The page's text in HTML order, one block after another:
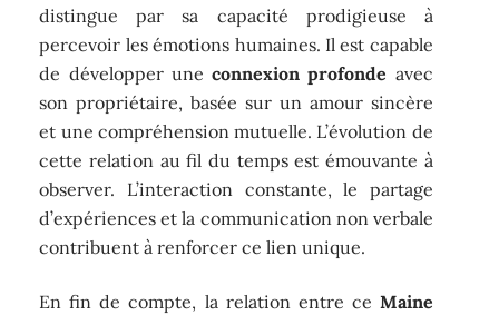
distingue par sa capacité prodigieuse à
percevoir les émotions humaines. Il est capable
de développer uneconnexion profonde avec
son propriétaire, basée sur un amour sincère
et une compréhension mutuelle. L’évolution de
cette relation au fil du temps est émouvante à
observer. L’interaction constante, le partage
d’expériences et la communication non verbale
contribuent à renforcer ce lien unique.
En fin de compte, la relation entre ce Maine